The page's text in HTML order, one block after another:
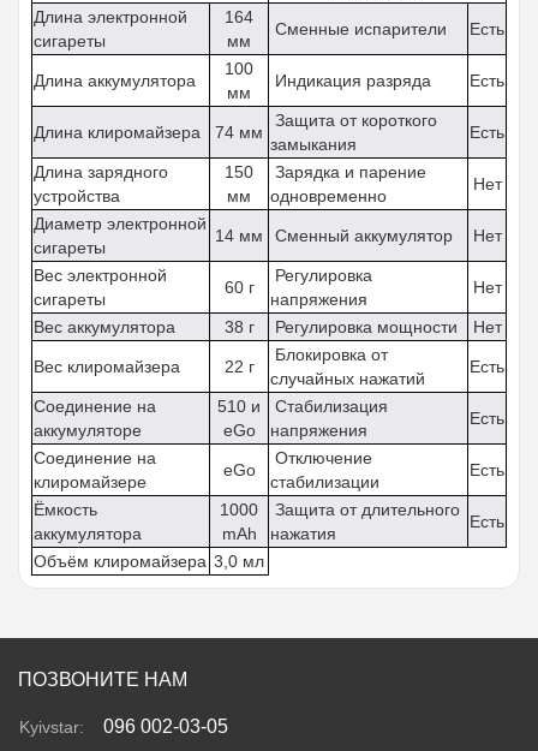
Длина электронной
сигареты
164
мм
Сменные испарители Есть
Длина аккумулятора
100
мм
Индикация разряда Есть
Длина клиромайзера 74 мм
Защита от короткого
замыкания
Есть
Длина зарядного
устройства
150
мм
Зарядка и парение
одновременно
Нет
Диаметр электронной
сигареты
14 мм Сменный аккумулятор Нет
Вес электронной
сигареты
60 г
Регулировка
напряжения
Нет
Вес аккумулятора 38 г Регулировка мощности Нет
Вес клиромайзера 22 г
Блокировка от
случайных нажатий
Есть
Соединение на
аккумуляторе
510 и
eGo
Стабилизация
напряжения
Есть
Соединение на
клиромайзере
eGo
Отключение
стабилизации
Есть
Ёмкость
аккумулятора
1000
mAh
Защита от длительного
нажатия
Есть
Объём клиромайзера 3,0 мл
ПОЗВОНИТЕ НАМ
Kyivstar:
096 002-03-05